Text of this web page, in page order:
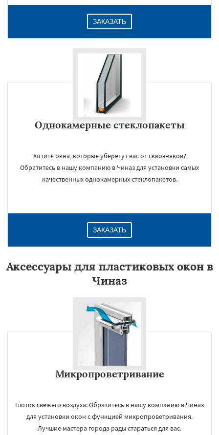
ЗАКАЗАТЬ
Однокамерные стеклопакеты
Хотите окна, которые уберегут вас от сквозняков?
Обратитесь в нашу компанию в Чиназ для установки самых
качественных однокамерных стеклопакетов.
ЗАКАЗАТЬ
Аксессуары для пластиковых окон в
Чиназ
Микропроветривание
Глоток свежего воздуха: Обратитесь в нашу компанию в Чиназ
для установки окон с функцией микропроветривания.
Лучшие мастера города рады стараться для вас.